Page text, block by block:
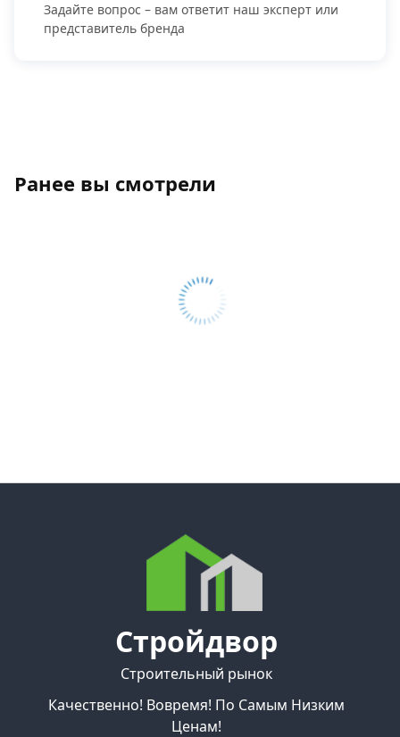
Задайте вопрос – вам ответит наш эксперт или
представитель бренда
Ранее вы смотрели
Стройдвор
Строительный рынок
Качественно! Вовремя! По Самым Низким
Ценам!